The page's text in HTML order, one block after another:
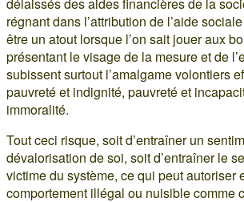
régnant dans l’attribution de l’aide
être un atout lorsque l’on sait jouer aux
présentant le visage de la mesure et de
subissent surtout l’amalgame volontiers
pauvreté et indignité, pauvreté et
immoralité.
Tout ceci risque, soit d’entraîner un
dévalorisation de soi, soit d’entraîner le
victime du système, ce qui peut autoriser
comportement illégal ou nuisible comme